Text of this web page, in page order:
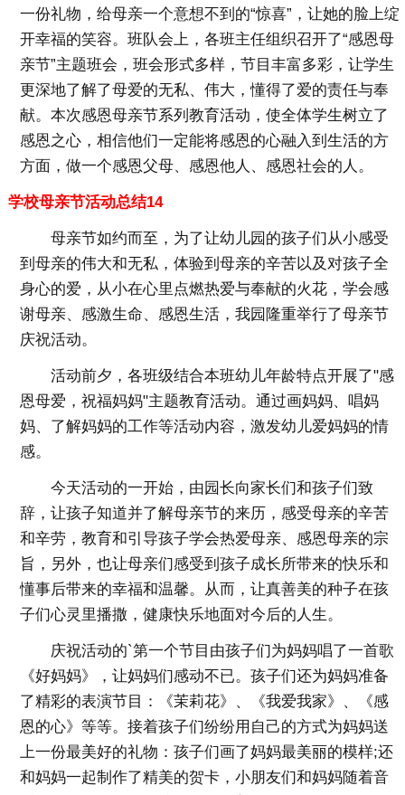
一份礼物，给母亲一个意想不到的“惊喜”，让她的脸上绽
开幸福的笑容。班队会上，各班主任组织召开了“感恩母
亲节”主题班会，班会形式多样，节目丰富多彩，让学生
更深地了解了母爱的无私、伟大，懂得了爱的责任与奉
献。本次感恩母亲节系列教育活动，使全体学生树立了
感恩之心，相信他们一定能将感恩的心融入到生活的方
方面，做一个感恩父母、感恩他人、感恩社会的人。
学校母亲节活动总结14
母亲节如约而至，为了让幼儿园的孩子们从小感受
到母亲的伟大和无私，体验到母亲的辛苦以及对孩子全
身心的爱，从小在心里点燃热爱与奉献的火花，学会感
谢母亲、感激生命、感恩生活，我园隆重举行了母亲节
庆祝活动。
活动前夕，各班级结合本班幼儿年龄特点开展了"感
恩母爱，祝福妈妈"主题教育活动。通过画妈妈、唱妈
妈、了解妈妈的工作等活动内容，激发幼儿爱妈妈的情
感。
今天活动的一开始，由园长向家长们和孩子们致
辞，让孩子知道并了解母亲节的来历，感受母亲的辛苦
和辛劳，教育和引导孩子学会热爱母亲、感恩母亲的宗
旨，另外，也让母亲们感受到孩子成长所带来的快乐和
懂事后带来的幸福和温馨。从而，让真善美的种子在孩
子们心灵里播撒，健康快乐地面对今后的人生。
庆祝活动的`第一个节目由孩子们为妈妈唱了一首歌
《好妈妈》，让妈妈们感动不已。孩子们还为妈妈准备
了精彩的表演节目：《茉莉花》、《我爱我家》、《感
恩的心》等等。接着孩子们纷纷用自己的方式为妈妈送
上一份最美好的礼物：孩子们画了妈妈最美丽的模样;还
和妈妈一起制作了精美的贺卡，小朋友们和妈妈随着音